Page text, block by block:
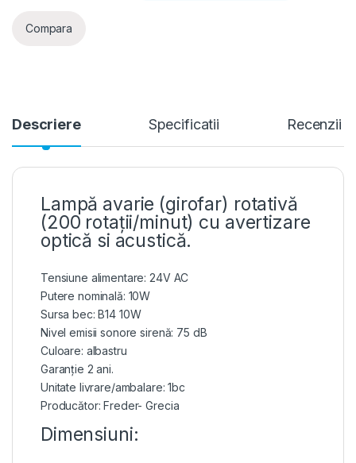
Compara
Descriere Specificatii Recenzii
Lampă avarie (girofar) rotativă
(200 rotații/minut) cu avertizare
optică si acustică.
Tensiune alimentare: 24V AC
Putere nominală: 10W
Sursa bec: B14 10W
Nivel emisii sonore sirenă: 75 dB
Culoare: albastru
Garanție 2 ani.
Unitate livrare/ambalare: 1bc
Producător: Freder- Grecia
Dimensiuni: